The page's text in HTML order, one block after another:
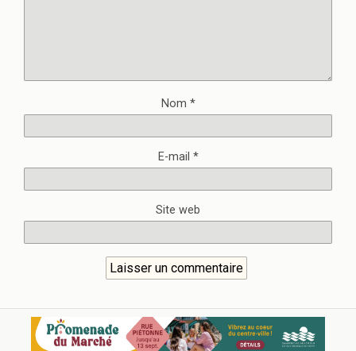
Nom *
E-mail *
Site web